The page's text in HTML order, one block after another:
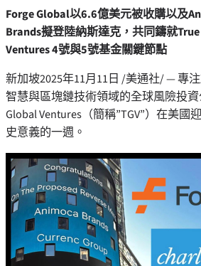
Forge Global以6.6億美元被收購以及
Brands擬登陸納斯達克，共同鑄就
Ventures 4號與5號基金關鍵節點
新加坡2025年11月11日 /美通社/ — 專
智慧與區塊鏈技術領域的全球風險投
Global Ventures（簡稱”TGV”）在美國
史意義的一週。